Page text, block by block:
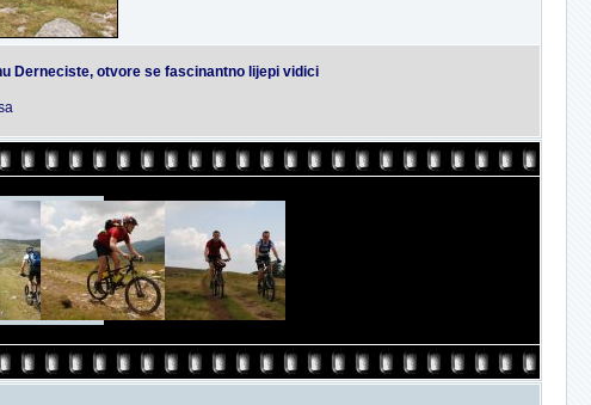
Derneciste, otvore se fascinantno lijepi vidici